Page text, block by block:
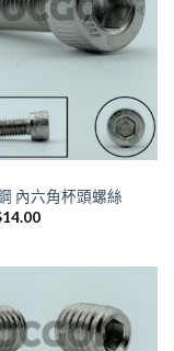
內六角杯頭螺絲
14.00